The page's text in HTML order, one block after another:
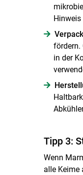
fördern.
in der
Tipp 3:
Wenn
alle Keime